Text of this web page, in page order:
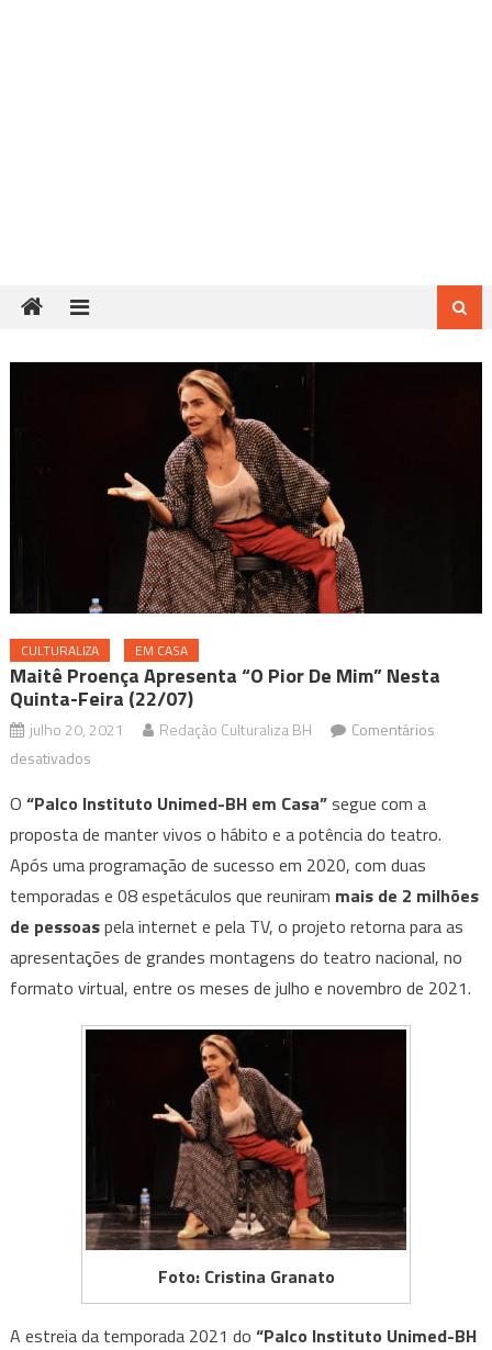
CULTURALIZA EM CASA
Maitê Proença Apresenta “O Pior De Mim” Nesta
Quinta-Feira (22/07)
julho 20, 2021 Redação Culturaliza BH
Comentários
desativadosem
Proença
apresenta
“O
Pior
de
Mim”
quinta-
feira
O “Palco Instituto Unimed-BH em Casa”segue com a
proposta de manter vivos o hábito e a potência do teatro.
Após uma programação de sucesso em 2020, com duas
temporadas e 08 espetáculos que reuniram mais de 2 milhões
de pessoaspela internet e pela TV, o projeto retorna para as
apresentações de grandes montagens do teatro nacional, no
formato virtual, entre os meses de julho e novembro de 2021.
Foto: Cristina Granato
A estreia da temporada 2021 do “Palco Instituto Unimed-BH